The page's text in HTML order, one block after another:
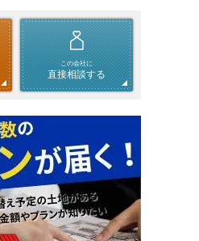
この会社に
直接相談する